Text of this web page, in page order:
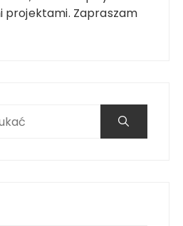
projektami. Zapraszam